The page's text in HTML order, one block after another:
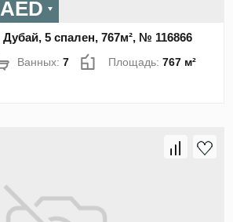
5 спален, 767м², № 116866
Ванных:7 Площадь:767 м²